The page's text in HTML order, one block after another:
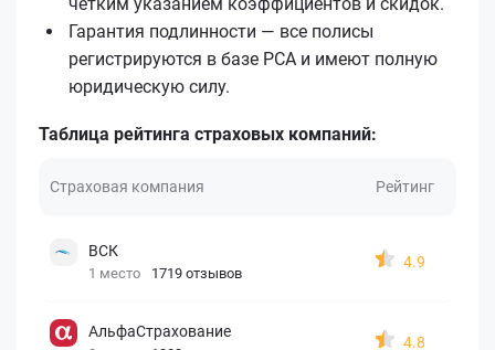
Гарантия подлинности — все полисы
регистрируются в базе РСА и имеют полную
юридическую силу.
Таблица рейтинга страховых компаний:
Страховая компания Рейтинг
ВСК
1 место 1719 отзывов
4.9
АльфаСтрахование
4.8